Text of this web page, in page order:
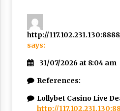
http://
says:
31/07/2026 at 8:04 am
References:
Lollybet Casino Live
http://